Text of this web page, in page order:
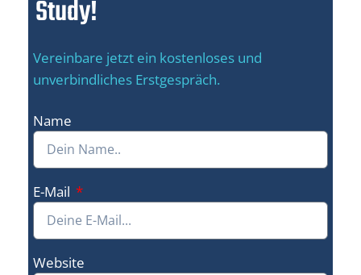
Study!
Vereinbare jetzt ein kostenloses und
unverbindliches Erstgespräch.
Name
E-Mail
Website